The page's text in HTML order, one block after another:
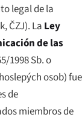
legal de la
, ČZJ). La Ley
de las
1998 Sb. o
osob) fue
de
miembros de